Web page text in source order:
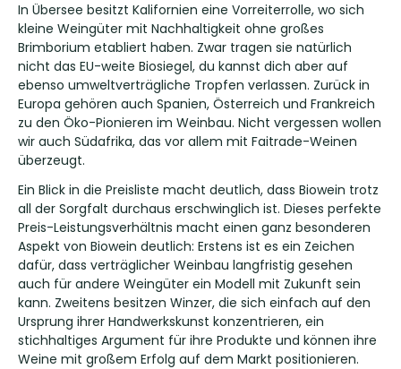
In Übersee besitzt Kalifornien eine Vorreiterrolle, wo sich
kleine Weingüter mit Nachhaltigkeit ohne großes
Brimborium etabliert haben. Zwar tragen sie natürlich
nicht das EU-weite Biosiegel, du kannst dich aber auf
ebenso umweltverträgliche Tropfen verlassen. Zurück in
Europa gehören auch Spanien, Österreich und Frankreich
zu den Öko-Pionieren im Weinbau. Nicht vergessen wollen
wir auch Südafrika, das vor allem mit Faitrade-Weinen
überzeugt.
Ein Blick in die Preisliste macht deutlich, dass Biowein trotz
all der Sorgfalt durchaus erschwinglich ist. Dieses perfekte
Preis-Leistungsverhältnis macht einen ganz besonderen
Aspekt von Biowein deutlich: Erstens ist es ein Zeichen
dafür, dass verträglicher Weinbau langfristig gesehen
auch für andere Weingüter ein Modell mit Zukunft sein
kann. Zweitens besitzen Winzer, die sich einfach auf den
Ursprung ihrer Handwerkskunst konzentrieren, ein
stichhaltiges Argument für ihre Produkte und können ihre
Weine mit großem Erfolg auf dem Markt positionieren.